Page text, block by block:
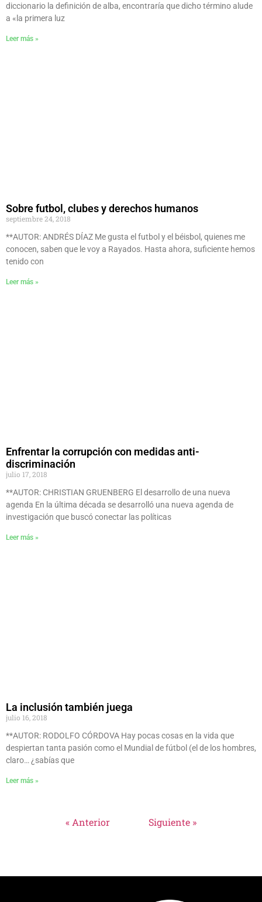
diccionario la definición de alba, encontraría que dicho término alude
a «la primera luz
Leer más »
Sobre futbol, clubes y derechos humanos
septiembre 24, 2018
**AUTOR: ANDRÉS DÍAZ Me gusta el futbol y el béisbol, quienes me
conocen, saben que le voy a Rayados. Hasta ahora, suficiente hemos
tenido con
Leer más »
Enfrentar la corrupción con medidas anti-
discriminación
julio 17, 2018
**AUTOR: CHRISTIAN GRUENBERG El desarrollo de una nueva
agenda En la última década se desarrolló una nueva agenda de
investigación que buscó conectar las políticas
Leer más »
La inclusión también juega
julio 16, 2018
**AUTOR: RODOLFO CÓRDOVA Hay pocas cosas en la vida que
despiertan tanta pasión como el Mundial de fútbol (el de los hombres,
claro… ¿sabías que
Leer más »
« Anterior Siguiente »